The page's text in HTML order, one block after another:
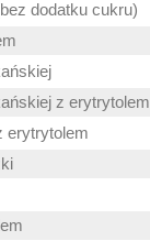
dodatku cukru)
z erytrytolem
erytrytolem